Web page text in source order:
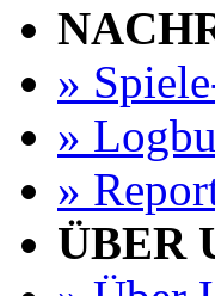
»
»
»
ÜBER